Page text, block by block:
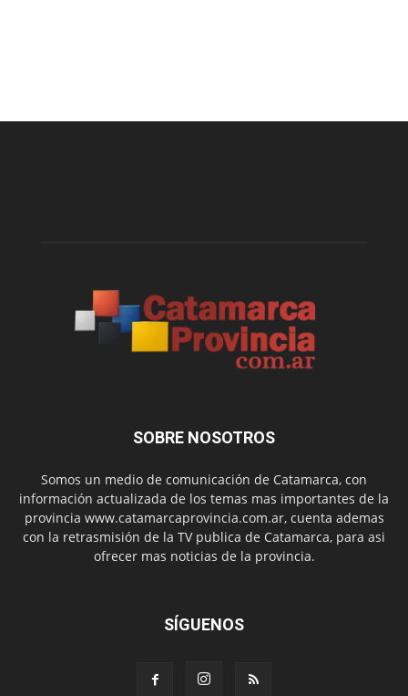
SOBRE NOSOTROS
Somos un medio de comunicación de Catamarca, con
información actualizada de los temas mas importantes de la
provincia www.catamarcaprovincia.com.ar, cuenta ademas
con la retrasmisión de la TV publica de Catamarca, para asi
ofrecer mas noticias de la provincia.
SÍGUENOS